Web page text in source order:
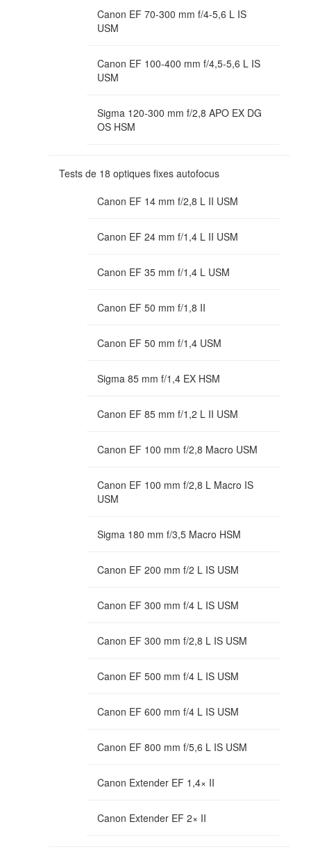
Canon EF 70-300 mm f/4-5,6 L IS
USM
Canon EF 100-400 mm f/4,5-5,6 L IS
USM
Sigma 120-300 mm f/2,8 APO EX DG
OS HSM
Tests de 18 optiques fixes autofocus
Canon EF 14 mm f/2,8 L II USM
Canon EF 24 mm f/1,4 L II USM
Canon EF 35 mm f/1,4 L USM
Canon EF 50 mm f/1,8 II
Canon EF 50 mm f/1,4 USM
Sigma 85 mm f/1,4 EX HSM
Canon EF 85 mm f/1,2 L II USM
Canon EF 100 mm f/2,8 Macro USM
Canon EF 100 mm f/2,8 L Macro IS
USM
Sigma 180 mm f/3,5 Macro HSM
Canon EF 200 mm f/2 L IS USM
Canon EF 300 mm f/4 L IS USM
Canon EF 300 mm f/2,8 L IS USM
Canon EF 500 mm f/4 L IS USM
Canon EF 600 mm f/4 L IS USM
Canon EF 800 mm f/5,6 L IS USM
Canon Extender EF 1,4× II
Canon Extender EF 2× II